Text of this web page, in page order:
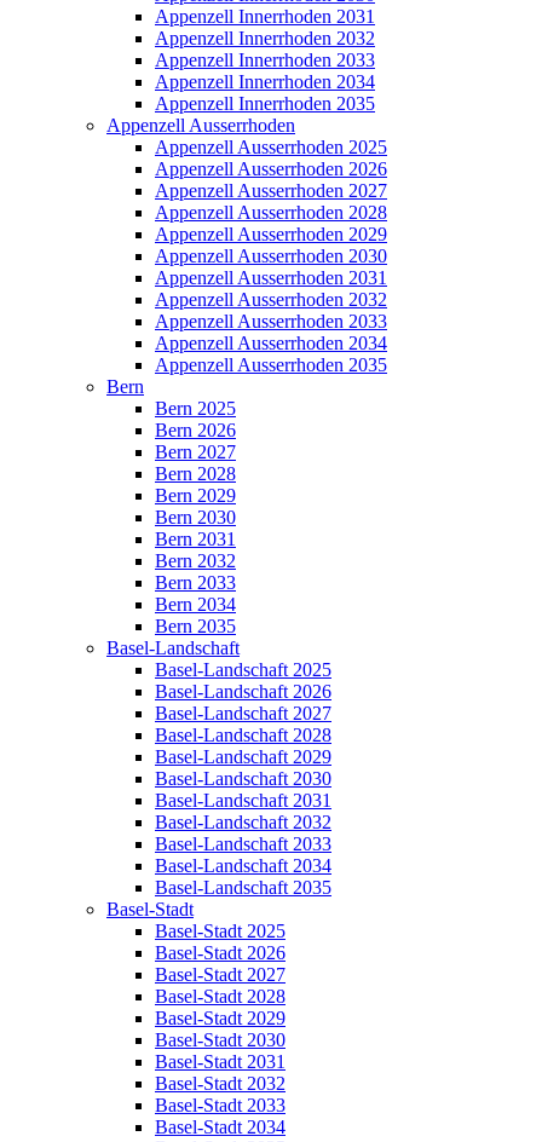
Appenzell Innerrhoden 2031
Appenzell Innerrhoden 2032
Appenzell Innerrhoden 2033
Appenzell Innerrhoden 2034
Appenzell Innerrhoden 2035
Appenzell Ausserrhoden
Appenzell Ausserrhoden 2025
Appenzell Ausserrhoden 2026
Appenzell Ausserrhoden 2027
Appenzell Ausserrhoden 2028
Appenzell Ausserrhoden 2029
Appenzell Ausserrhoden 2030
Appenzell Ausserrhoden 2031
Appenzell Ausserrhoden 2032
Appenzell Ausserrhoden 2033
Appenzell Ausserrhoden 2034
Appenzell Ausserrhoden 2035
Bern
Bern 2025
Bern 2026
Bern 2027
Bern 2028
Bern 2029
Bern 2030
Bern 2031
Bern 2032
Bern 2033
Bern 2034
Bern 2035
Basel-Landschaft
Basel-Landschaft 2025
Basel-Landschaft 2026
Basel-Landschaft 2027
Basel-Landschaft 2028
Basel-Landschaft 2029
Basel-Landschaft 2030
Basel-Landschaft 2031
Basel-Landschaft 2032
Basel-Landschaft 2033
Basel-Landschaft 2034
Basel-Landschaft 2035
Basel-Stadt
Basel-Stadt 2025
Basel-Stadt 2026
Basel-Stadt 2027
Basel-Stadt 2028
Basel-Stadt 2029
Basel-Stadt 2030
Basel-Stadt 2031
Basel-Stadt 2032
Basel-Stadt 2033
Basel-Stadt 2034